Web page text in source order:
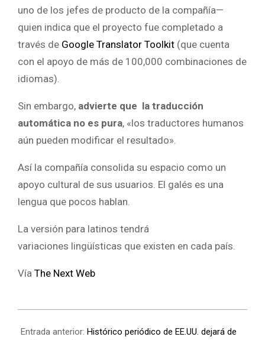
uno de los jefes de producto de la compañía—
quien indica que el proyecto fue completado a
través de Google Translator Toolkit (que cuenta
con el apoyo de más de 100,000 combinaciones de
idiomas).
Sin embargo, advierte que la traducción
automática no es pura, «los traductores humanos
aún pueden modificar el resultado».
Así la compañía consolida su espacio como un
apoyo cultural de sus usuarios. El galés es una
lengua que pocos hablan.
La versión para latinos tendrá
variaciones lingüísticas que existen en cada país.
Vía The Next Web
Entrada anterior: Histórico periódico de EE.UU. dejará de